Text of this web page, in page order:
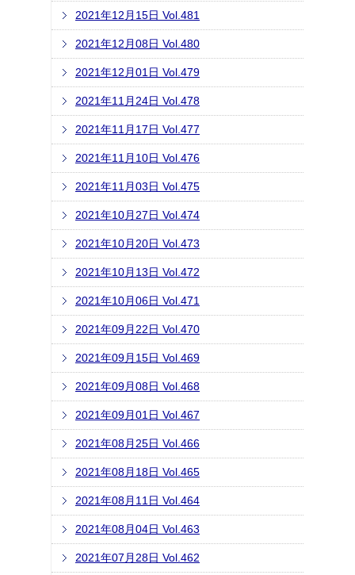
2021年12月15日 Vol.481
2021年12月08日 Vol.480
2021年12月01日 Vol.479
2021年11月24日 Vol.478
2021年11月17日 Vol.477
2021年11月10日 Vol.476
2021年11月03日 Vol.475
2021年10月27日 Vol.474
2021年10月20日 Vol.473
2021年10月13日 Vol.472
2021年10月06日 Vol.471
2021年09月22日 Vol.470
2021年09月15日 Vol.469
2021年09月08日 Vol.468
2021年09月01日 Vol.467
2021年08月25日 Vol.466
2021年08月18日 Vol.465
2021年08月11日 Vol.464
2021年08月04日 Vol.463
2021年07月28日 Vol.462